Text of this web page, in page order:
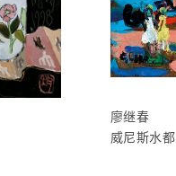
廖继春
威尼斯水都